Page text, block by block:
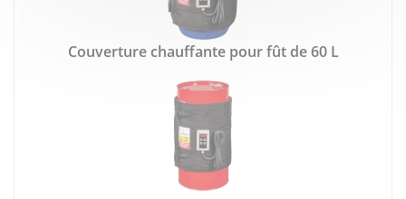
Couverture chauffante pour fût de 60 L